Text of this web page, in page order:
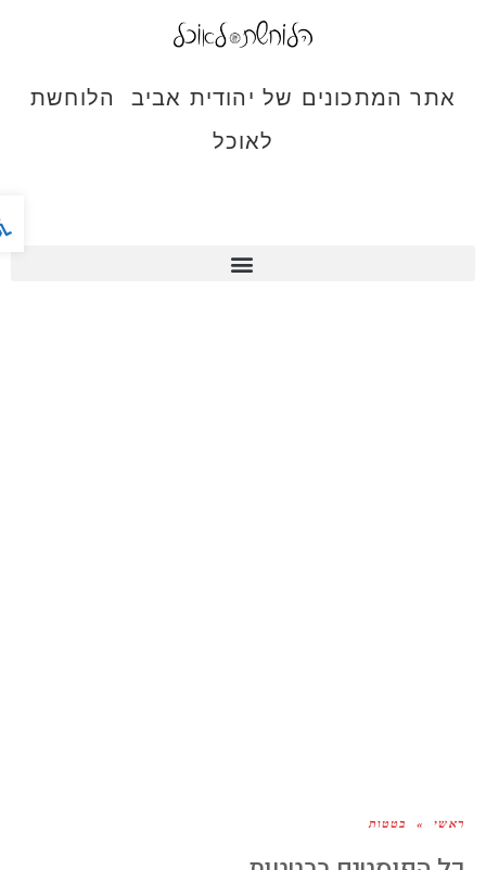
אתר המתכונים של יהודית אביב הלוחשת
לאוכל
ראשי » בטטות